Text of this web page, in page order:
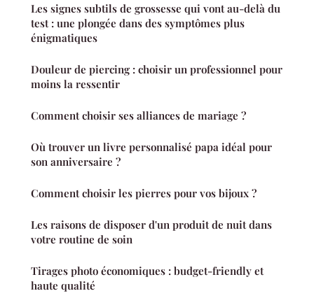
Les signes subtils de grossesse qui vont au-delà du
test : une plongée dans des symptômes plus
énigmatiques
Douleur de piercing : choisir un professionnel pour
moins la ressentir
Comment choisir ses alliances de mariage ?
Où trouver un livre personnalisé papa idéal pour
son anniversaire ?
Comment choisir les pierres pour vos bijoux ?
Les raisons de disposer d'un produit de nuit dans
votre routine de soin
Tirages photo économiques : budget-friendly et
haute qualité